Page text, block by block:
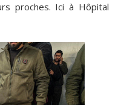
proches. Ici à Hôpital